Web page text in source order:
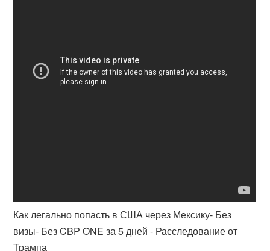
Как легально попасть в США через Мексику- Без
визы- Без CBP ONE за 5 дней - Расследование от
Трампа